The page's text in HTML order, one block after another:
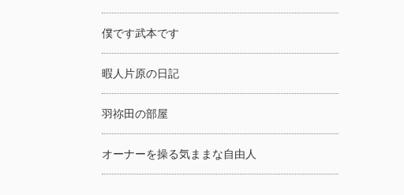
僕です武本です
暇人片原の日記
羽祢田の部屋
オーナーを操る気ままな自由人